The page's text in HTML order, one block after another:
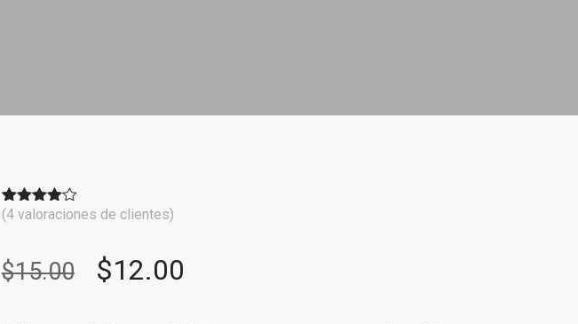
Valorado
base a
4
valoraciones
de
(4valoraciones de clientes)
$15.00 $12.00